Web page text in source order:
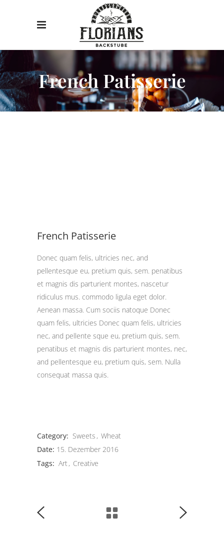
French Patisserie
French Patisserie
Donec quam felis, ultricies nec, and
pellentesque eu, pretium quis, sem. penatibus
et magnis dis parturient montes, nascetur
ridiculus mus. commodo ligula eget dolor.
Aenean massa. Cum sociis natoque Donec
quam felis, ultricies Donec quam felis, ultricies
nec, and pellente sque eu, pretium quis, sem.
penatibus et magnis dis parturient montes, nec,
and pellentesque eu, pretium quis, sem. Nulla
consequat massa quis.
Category: Sweets
Wheat
Date: 15. Dezember 2016
Tags: Art Creative